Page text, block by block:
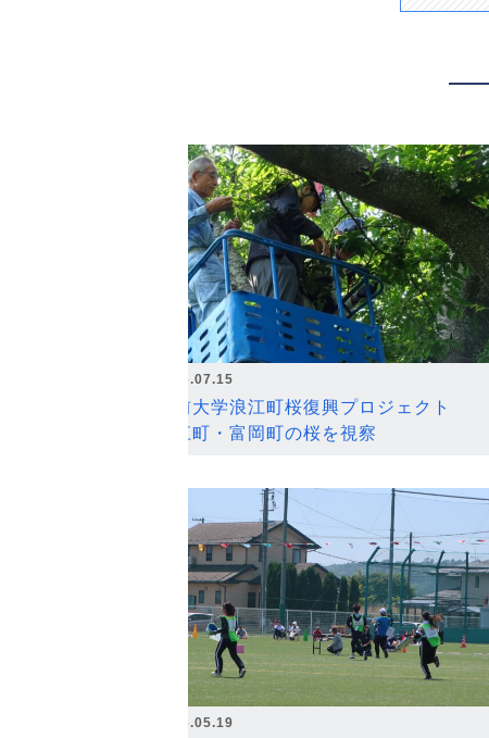
2026.07.15
弘前大学浪江町桜復興プロジェクト
浪江町・富岡町の桜を視察
2026.05.19